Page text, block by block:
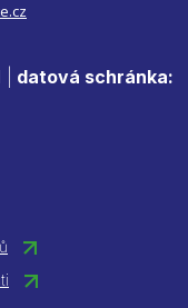
datová schránka: